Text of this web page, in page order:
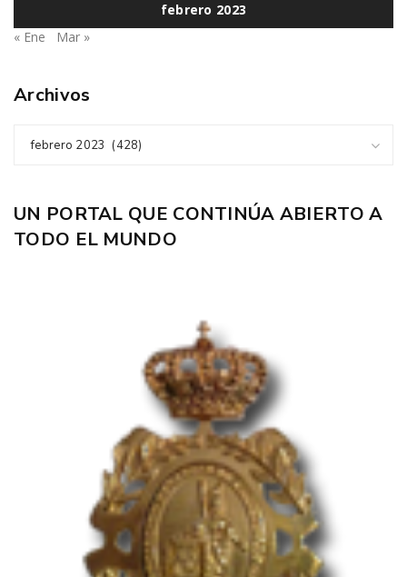
febrero 2023
« Ene Mar »
Archivos
febrero 2023 (428)
UN PORTAL QUE CONTINÚA ABIERTO A
TODO EL MUNDO